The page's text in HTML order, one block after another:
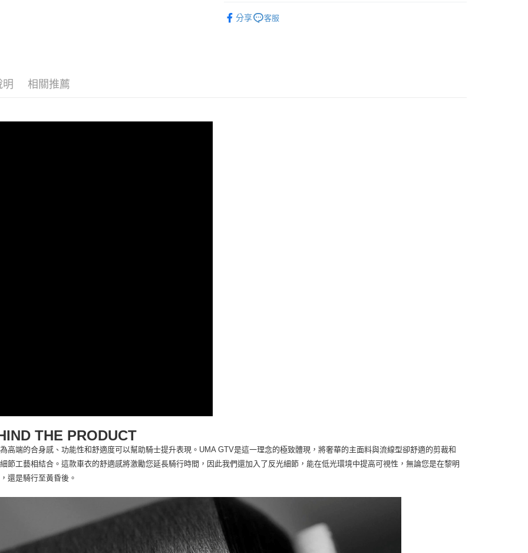
分享 客服
明 相關推薦
THE PRODUCT
高端的合身感、功能性和舒適度可以幫助騎士提升表現。UMA GTV是這一理念的極致體現，將奢華的主面料與流線型卻舒適的剪裁和
節工藝相結合。這款車衣的舒適感將激勵您延長騎行時間，因此我們還加入了反光細節，能在低光環境中提高可視性，無論您是在黎明
還是騎行至黃昏後。